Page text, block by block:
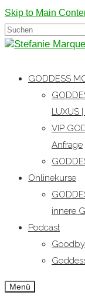
Skip to Main
Suchen
nach:
GODDESS
LUXUS
VIP
Anfrage
Onlinekurse
innere
Podcast
Menü